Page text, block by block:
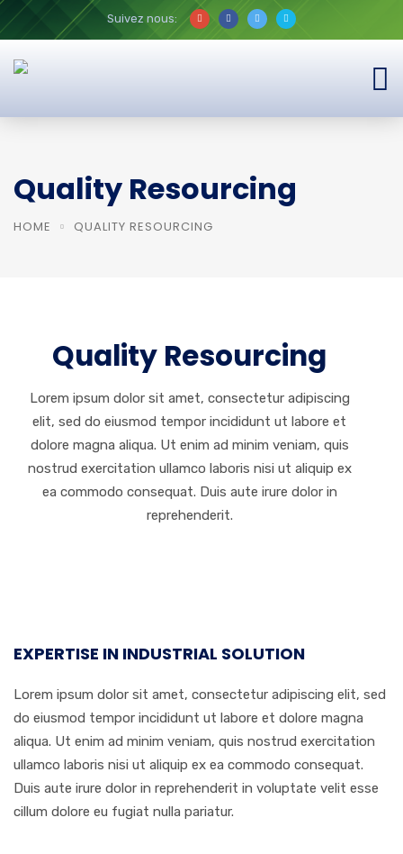
Suivez nous:
Quality Resourcing
HOME QUALITY RESOURCING
Quality Resourcing
Lorem ipsum dolor sit amet, consectetur adipiscing
elit, sed do eiusmod tempor incididunt ut labore et
dolore magna aliqua. Ut enim ad minim veniam, quis
nostrud exercitation ullamco laboris nisi ut aliquip ex
ea commodo consequat. Duis aute irure dolor in
reprehenderit.
EXPERTISE IN INDUSTRIAL SOLUTION
Lorem ipsum dolor sit amet, consectetur adipiscing elit, sed
do eiusmod tempor incididunt ut labore et dolore magna
aliqua. Ut enim ad minim veniam, quis nostrud exercitation
ullamco laboris nisi ut aliquip ex ea commodo consequat.
Duis aute irure dolor in reprehenderit in voluptate velit esse
cillum dolore eu fugiat nulla pariatur.